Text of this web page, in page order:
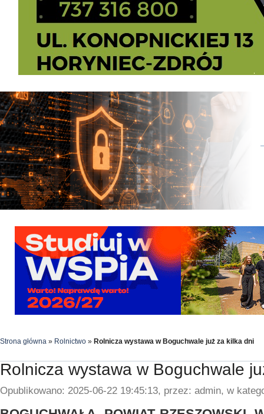
Strona główna » Rolnictwo » Rolnicza wystawa w Boguchwale już za kilka dni
Rolnicza wystawa w Boguchwale
Opublikowano: 2025-06-22 19:45:13, przez: admin, w